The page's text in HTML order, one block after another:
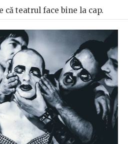
că teatrul face bine la cap.